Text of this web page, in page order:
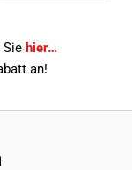
12,00
Sie hier…
an!